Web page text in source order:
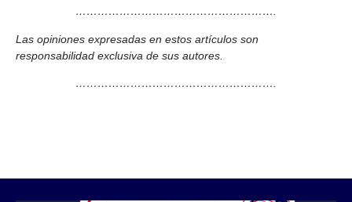
……………………………………………….
Las opiniones expresadas en estos artículos son
responsabilidad exclusiva de sus autores.
……………………………………………….